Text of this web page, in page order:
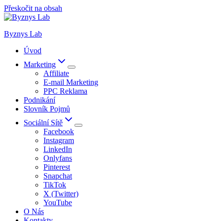
Přeskočit na obsah
Byznys Lab
Úvod
Marketing
Affiliate
E-mail Marketing
PPC Reklama
Podnikání
Slovník Pojmů
Sociální Sítě
Facebook
Instagram
LinkedIn
Onlyfans
Pinterest
Snapchat
TikTok
X (Twitter)
YouTube
O Nás